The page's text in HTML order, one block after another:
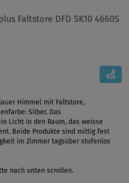
Faltstore DFD SK10 4660S
Himmel mit Faltstore,
Silber. Das
Licht in den Raum, das weisse
Beide Produkte sind mittig fest
im Zimmer tagsüber stufenlos
nach unten scrollen.